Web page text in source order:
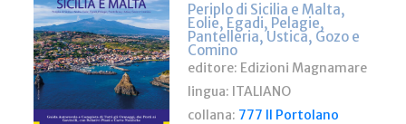
Periplo di Sicilia e Malta,
Eolie, Egadi, Pelagie,
Pantelleria, Ustica, Gozo e
Comino
editore: Edizioni Magnamare
lingua: ITALIANO
collana: 777 Il Portolano